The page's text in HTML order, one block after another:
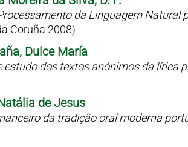
da Linguagem Natural
Coruña 2008)
Dulce María
estudo dos textos anónimos da lírica
de Jesus
da tradição oral moderna